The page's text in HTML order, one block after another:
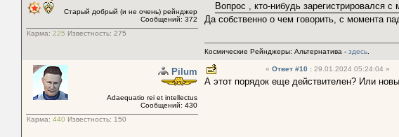
Старый добрый (и не очень) рейнджер
Сообщений: 372
Карма: 225 Известность: 275
Вопрос , кто-нибудь зарегистрировался
Да собственно о чем говорить, с момента
Космические Рейнджеры: Альтернатива - здесь.
Pilum
Adaequatio rei et intellectus
Сообщений: 430
Карма: 440 Известность: 150
« Ответ #10 : 29.01.2024 05:24:04 »
А этот порядок еще действителен? Или